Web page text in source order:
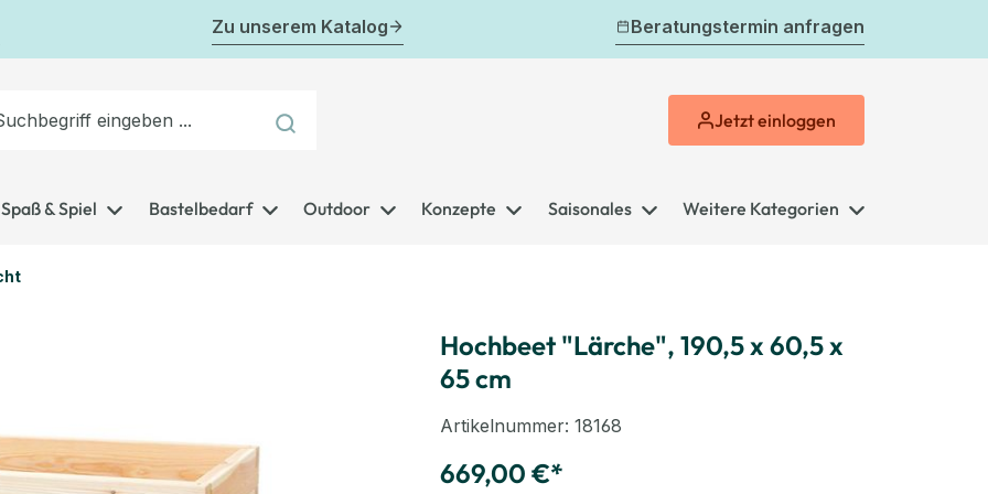
Zu unserem Katalog Beratungstermin anfragen
Jetzteinloggen
Spaß & Spiel Bastelbedarf Outdoor Konzepte Saisonales Weitere Kategorien
Hochbeet "Lärche", 190,5 x 60,5 x
65 cm
Artikelnummer: 18168
669,00 €*